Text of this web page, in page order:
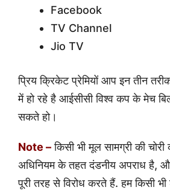
Facebook
TV Channel
Jio TV
प्रिय क्रिकेट प्रेमियों आप इन तीन
में हो रहे है आईसीसी विश्व कप के मेच
सकते हो।
Note –किसी भी मूल सामग्री की चोरी
अधिनियम के तहत दंडनीय अपराध है,
पूरी तरह से विरोध करते हैं. हम किसी भी